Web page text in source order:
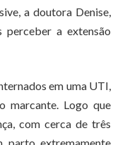
a doutora Denise,
perceber a extensão
em uma UTI,
marcante. Logo que
com cerca de três